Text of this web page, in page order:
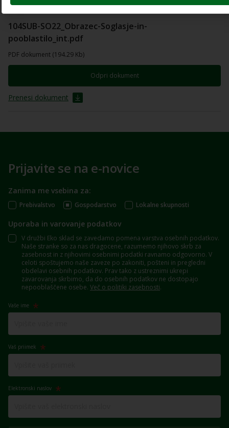
104SUB-SO22_Obrazec-Soglasje-in-
pooblastilo_int.pdf
PDF dokument (194.29 Kb)
Odpri dokument
Prenesi dokument
Prijavite se na e-novice
Zanima me vsebina za:
Prebivalstvo Gospodarstvo Lokalne skupnosti
Uporaba in varovanje podatkov
V družbi Eko sklad se zavedamo pomena varstva osebnih podatkov.
Naše stranke so za nas dragocene, razumemo njihovo skrb za
zasebnost in z njihovimi osebnimi podatki ravnamo odgovorno. V
celoti spoštujemo naše zaveze po zakoniti, pošteni in pregledni
obdelavi osebnih podatkov. Prav tako z ustreznimi ukrepi
zavarovanja skrbimo, da do osebnih podatkov ne dostopajo
nepooblaščene osebe. Več o politiki zasebnosti.
Vaše ime
Vaš priimek
Elektronski naslov